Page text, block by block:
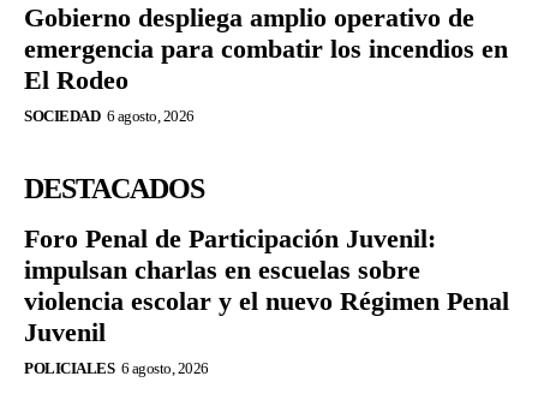
Gobierno despliega amplio operativo de
emergencia para combatir los incendios en
El Rodeo
SOCIEDAD 6 agosto, 2026
DESTACADOS
Foro Penal de Participación Juvenil:
impulsan charlas en escuelas sobre
violencia escolar y el nuevo Régimen Penal
Juvenil
POLICIALES 6 agosto, 2026